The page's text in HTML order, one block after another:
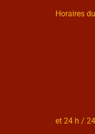
Horaires
et 24 h /